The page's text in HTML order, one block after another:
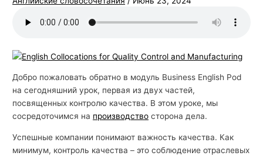
Добро пожаловать обратно в модуль Business English Pod
на сегодняшний урок, первая из двух частей,
посвященных контролю качества. В этом уроке, мы
сосредоточимся на производство сторона дела.
Успешные компании понимают важность качества. Как
минимум, контроль качества – это соблюдение отраслевых